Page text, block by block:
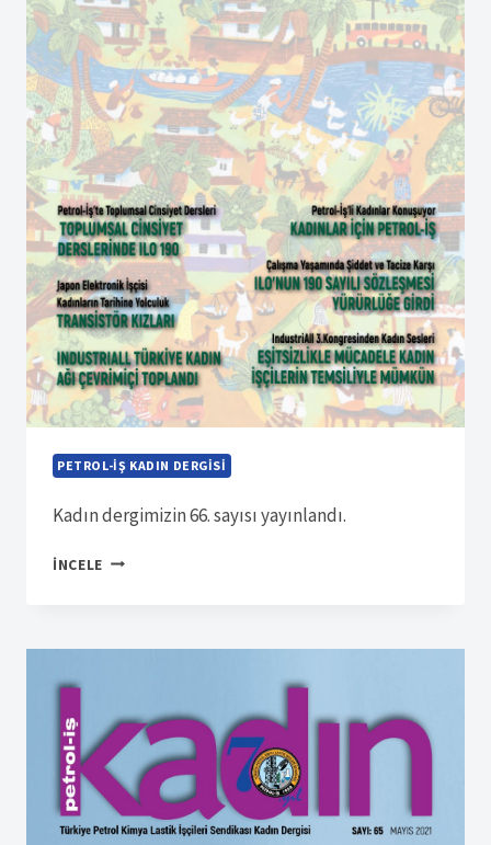
PETROL-İŞ KADIN DERGISI
Kadın dergimizin 66. sayısı yayınlandı.
İNCELE SÜRELI